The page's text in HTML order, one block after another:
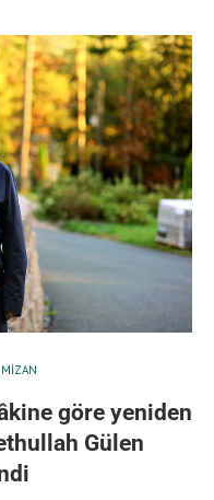
MIZAN
göre yeniden
Gülen